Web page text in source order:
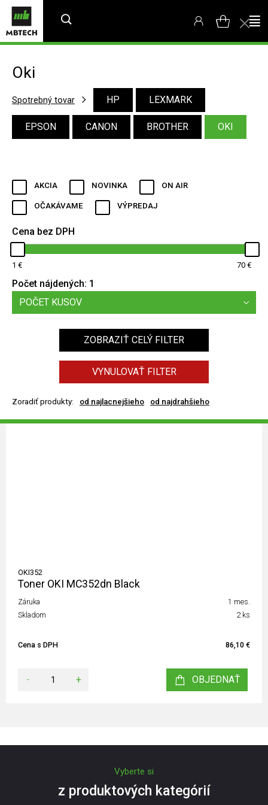
Oki
Spotrebný tovar HP LEXMARK
EPSON CANON BROTHER OKI
AKCIA NOVINKA ON AIR
OČAKÁVAME VÝPREDAJ
Cena bez DPH
1 70
Počet nájdených: 1
POČET KUSOV
ZOBRAZIŤ CELÝ FILTER
VYNULOVAŤ FILTER
Zoradiť produkty: od najlacnejšieho od najdrahšieho
OKI352
Toner OKI MC352dn Black
Záruka
1 mes.
Skladom
2 ks
Cena s DPH 86,10 €
- + OBJEDNAŤ
Vyberte si
z produktových kategórií